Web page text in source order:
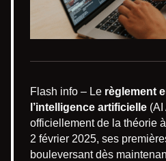
Flash info – Le règlement
l’intelligence artificielle (AI
officiellement de la théorie
2 février 2025, ses
bouleversant dès